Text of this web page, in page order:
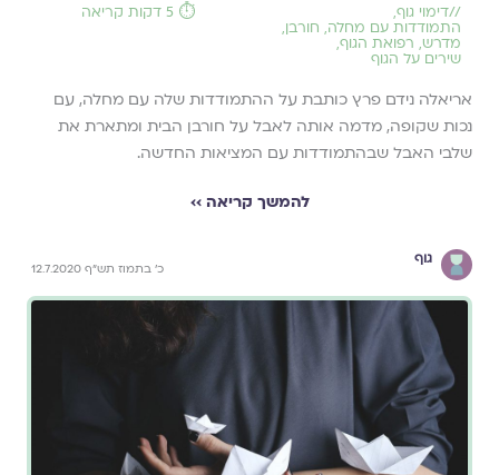
//דימוי גוף,
התמודדות עם מחלה, חורבן,
מדרש, רפואת הגוף,
שירים על הגוף
⏱️ 5 דקות קריאה
אריאלה נידם פרץ כותבת על ההתמודדות שלה עם מחלה, עם
נכות שקופה, מדמה אותה לאבל על חורבן הבית ומתארת את
שלבי האבל שבהתמודדות עם המציאות החדשה.
להמשך קריאה ››
גוף
כ' בתמוז תש"ף 12.7.2020